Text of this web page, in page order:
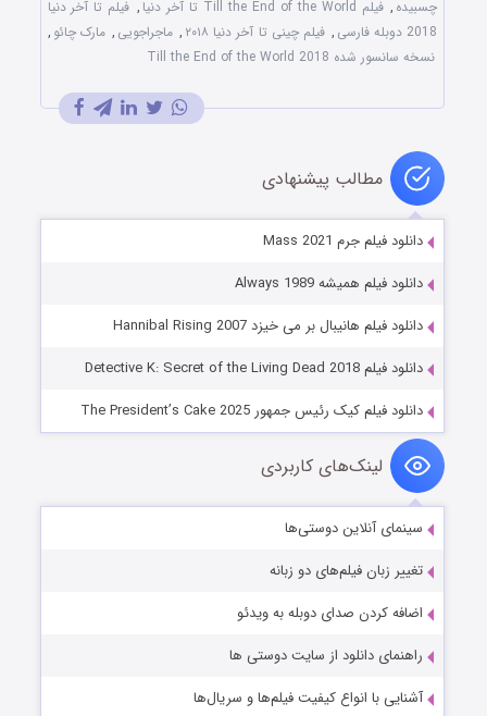
چسبیده , فیلم Till the End of the World تا آخر دنیا , فیلم تا آخر دنیا
2018 دوبله فارسی
, فیلم چینی تا آخر دنیا ۲۰۱۸ , ماجراجویی , مارک چائو ,
نسخه سانسور شده Till the End of the World 2018
مطالب پیشنهادی
دانلود فیلم جرم Mass 2021
دانلود فیلم همیشه Always 1989
دانلود فیلم هانیبال بر می خیزد Hannibal Rising 2007
دانلود فیلم Detective K: Secret of the Living Dead 2018
دانلود فیلم کیک رئیس جمهور The President’s Cake 2025
لینک‌های کاربردی
سینمای آنلاین دوستی‌ها
تغییر زبان فیلم‌های دو زبانه
اضافه کردن صدای دوبله به ویدئو
راهنمای دانلود از سایت دوستی ها
آشنایی با انواع کیفیت فیلم‌ها و سریال‌ها